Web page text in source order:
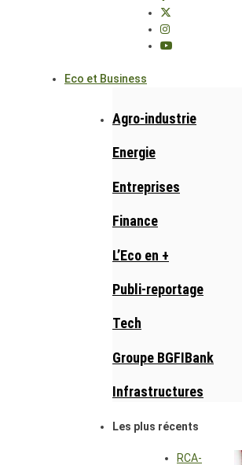
Eco et Business
Agro-industrie
Energie
Entreprises
Finance
L’Eco en +
Publi-reportage
Tech
Groupe BGFIBank
Infrastructures
Les plus récents
RCA-